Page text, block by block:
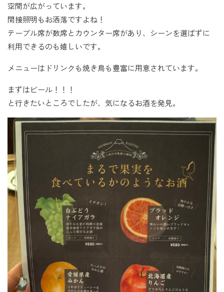
空間が広がっています。
間接照明もお洒落ですよね！
テーブル席が数席とカウンター席があり、シーンを選ばずに
利用できるのも嬉しいです。
メニューはドリンクも焼き鳥も豊富に用意されています。
まずはビール！！！
と行きたいところでしたが、気になるお酒を発見。